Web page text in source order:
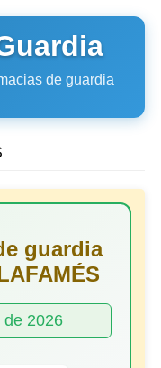
de guardia
guardia
de 2026